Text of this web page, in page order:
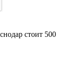
стоит 500